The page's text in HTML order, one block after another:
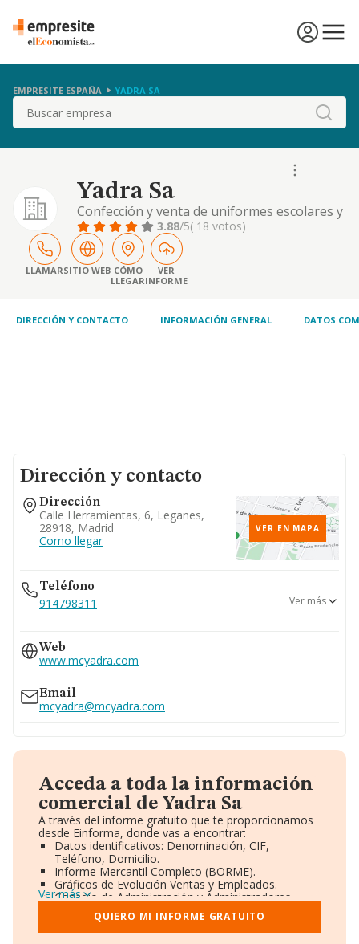
EMPRESITE ESPAÑA YADRA SA
Buscar
Yadra Sa
Confección y venta de uniformes escolares y
equipamientos deportivos.
3.88/5( 18 votos)
LLAMARSITIO WEB CÓMO
LLEGAR
VER
INFORME
DIRECCIÓN Y CONTACTO INFORMACIÓN GENERAL DATOS
Dirección y contacto
Dirección
Calle Herramientas, 6, Leganes,
28918, Madrid
Como llegar
VER EN MAPA
Teléfono
914798311
914798391
917488269
961453074
Ver más
Web
www.mcyadra.com
Email
mcyadra@mcyadra.com
Acceda a toda la información
comercial de Yadra Sa
A través del informe gratuito que te proporcionamos
desde Einforma, donde vas a encontrar:
Datos identificativos: Denominación, CIF,
Teléfono, Domicilio.
Informe Mercantil Completo (BORME).
Gráficos de Evolución Ventas y Empleados.
Consejo de Administración y Administradores.
Directivos y Ejecutivos.
Accionistas.
Participaciones y Vinculaciones en otras empresas.
Ver más
QUIERO MI INFORME GRATUITO